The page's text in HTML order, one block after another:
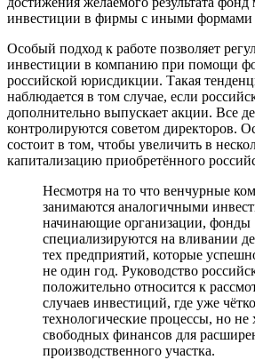
инвестиции в фирмы с иными формами
Особый подход к работе позволяет
инвестиции в компанию при помощи
российской юрисдикции. Такая
наблюдается в том случае, если
дополнительно выпускает акции. Все
контролируются советом директоров.
состоит в том, чтобы увеличить в
капитализацию приобретённого
Несмотря на то что венчурные
занимаются аналогичными
начинающие организации, фонды
специализируются на вливании
тех предприятий, которые
не один год. Руководство
положительно относится к
случаев инвестиций, где уже
технологические процессы, но не
свободных финансов для
производственного участка.